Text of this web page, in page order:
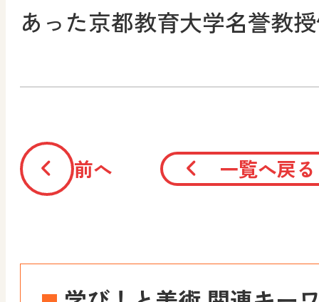
あった京都教育大学名誉教
前へ 一覧へ戻る